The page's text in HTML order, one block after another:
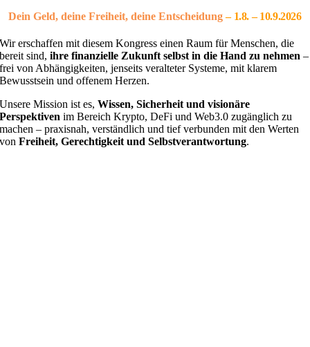
Dein Geld, deine Freiheit, deine Entscheidung – 1.8. – 10.9.2026
Wir erschaffen mit diesem Kongress einen Raum für Menschen, die
bereit sind,ihre finanzielle Zukunft selbst in die Hand zu nehmen –
frei von Abhängigkeiten, jenseits veralteter Systeme, mit klarem
Bewusstsein und offenem Herzen.
Unsere Mission ist es,Wissen, Sicherheit und visionäre
Perspektiven im Bereich Krypto, DeFi und Web3.0 zugänglich zu
machen – praxisnah, verständlich und tief verbunden mit den Werten
vonFreiheit, Gerechtigkeit und Selbstverantwortung.